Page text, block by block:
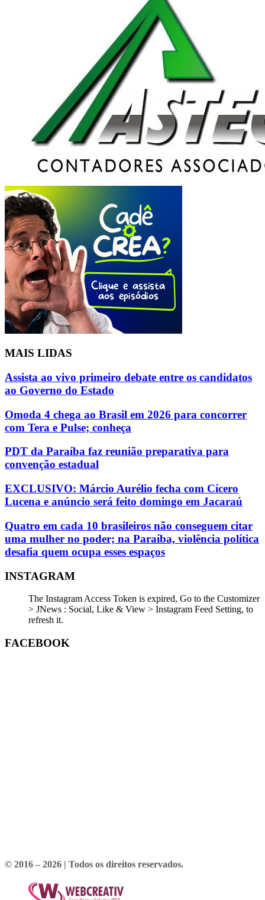
MAIS LIDAS
Assista ao vivo primeiro debate entre os candidatos
ao Governo do Estado
Omoda 4 chega ao Brasil em 2026 para concorrer
com Tera e Pulse; conheça
PDT da Paraíba faz reunião preparativa para
convenção estadual
EXCLUSIVO: Márcio Aurélio fecha com Cícero
Lucena e anúncio será feito domingo em Jacaraú
Quatro em cada 10 brasileiros não conseguem citar
uma mulher no poder; na Paraíba, violência política
desafia quem ocupa esses espaços
INSTAGRAM
The Instagram Access Token is expired, Go to the Customizer
> JNews : Social, Like & View > Instagram Feed Setting, to
refresh it.
FACEBOOK
© 2016 – 2026 | Todos os direitos reservados.